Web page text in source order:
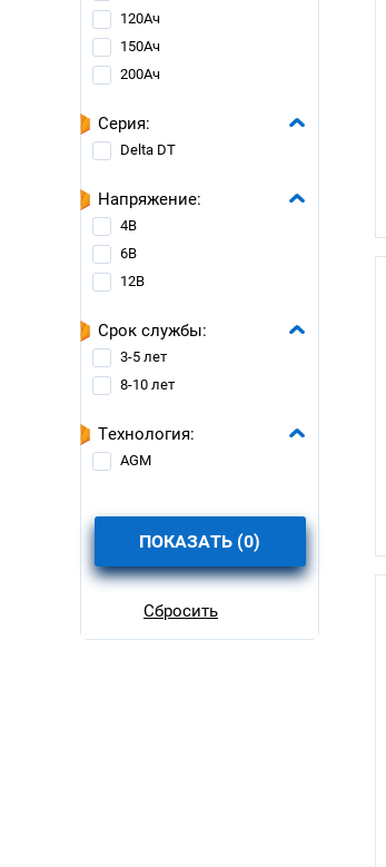
120Ач
150Ач
200Ач
Серия:
Delta DT
Напряжение:
4В
6В
12В
Срок службы:
3-5 лет
8-10 лет
Технология:
AGM
ПОКАЗАТЬ (0)
Сбросить